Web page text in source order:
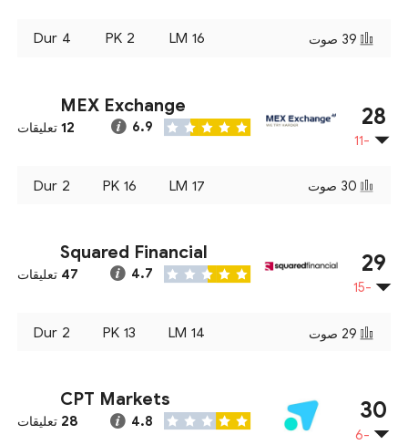
39 صوت 16
LM
2
PK
4
Dur
28
-11
MEX Exchange
6.9
12 تعليقات
30 صوت 17
LM
16
PK
2
Dur
29
-15
Squared Financial
4.7
47 تعليقات
29 صوت 14
LM
13
PK
2
Dur
30
-6
CPT Markets
4.8
28 تعليقات